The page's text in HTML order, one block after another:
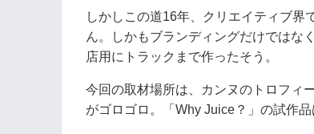
しかしこの道16年、クリエイティブ界
ん。しかもブランディングだけではな
店用にトラックまで作ったそう。
今回の取材場所は、カンヌのトロフィ
がゴロゴロ。「Why Juice？」の試作